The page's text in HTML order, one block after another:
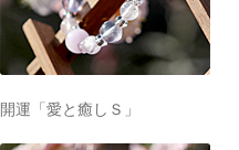
開運「愛と癒しＳ」